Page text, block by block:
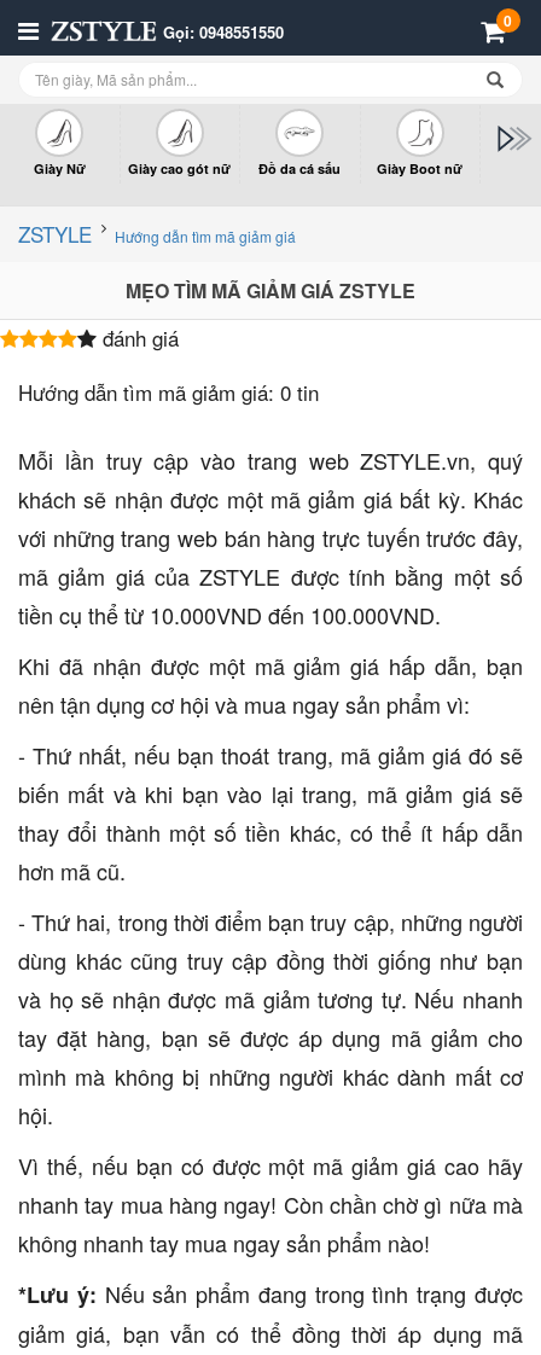
Gọi: 0948551550 0
Giày Nữ Giày cao gót nữ Đồ da cá sấu Giày Boot nữ
ZSTYLE Hướng dẫn tìm mã giảm giá
MẸO TÌM MÃ GIẢM GIÁ ZSTYLE
đánh giá
Hướng dẫn tìm mã giảm giá: 0 tin
Mỗi lần truy cập vào trang web ZSTYLE.vn, quý
khách sẽ nhận được một mã giảm giá bất kỳ. Khác
với những trang web bán hàng trực tuyến trước đây,
mã giảm giá của ZSTYLE được tính bằng một số
tiền cụ thể từ 10.000VND đến 100.000VND.
Khi đã nhận được một mã giảm giá hấp dẫn, bạn
nên tận dụng cơ hội và mua ngay sản phẩm vì:
- Thứ nhất, nếu bạn thoát trang, mã giảm giá đó sẽ
biến mất và khi bạn vào lại trang, mã giảm giá sẽ
thay đổi thành một số tiền khác, có thể ít hấp dẫn
hơn mã cũ.
- Thứ hai, trong thời điểm bạn truy cập, những người
dùng khác cũng truy cập đồng thời giống như bạn
và họ sẽ nhận được mã giảm tương tự. Nếu nhanh
tay đặt hàng, bạn sẽ được áp dụng mã giảm cho
mình mà không bị những người khác dành mất cơ
hội.
Vì thế, nếu bạn có được một mã giảm giá cao hãy
nhanh tay mua hàng ngay! Còn chần chờ gì nữa mà
không nhanh tay mua ngay sản phẩm nào!
*Lưu ý: Nếu sản phẩm đang trong tình trạng được
giảm giá, bạn vẫn có thể đồng thời áp dụng mã